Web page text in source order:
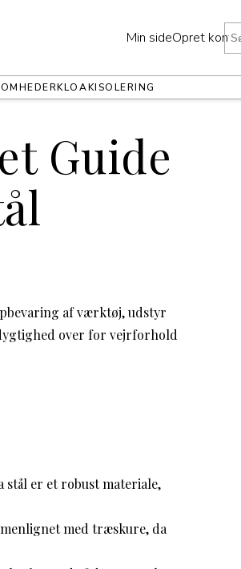
Min sideOpret konto
KLOAKISOLERING
Guide
af værktøj, udstyr
over for vejrforhold
er et robust materiale,
med træskure, da